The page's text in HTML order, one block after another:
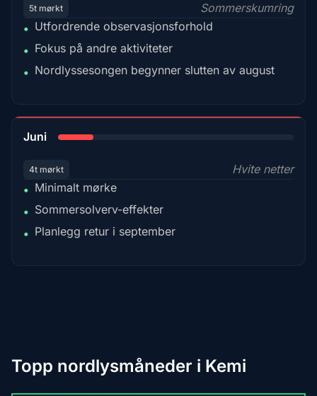
5t mørkt
Sommerskumring
• Utfordrende observasjonsforhold
• Fokus på andre aktiviteter
• Nordlyssesongen begynner slutten av august
Juni
4t mørkt
Hvite netter
• Minimalt mørke
• Sommersolverv-effekter
• Planlegg retur i september
Topp nordlysmåneder i Kemi